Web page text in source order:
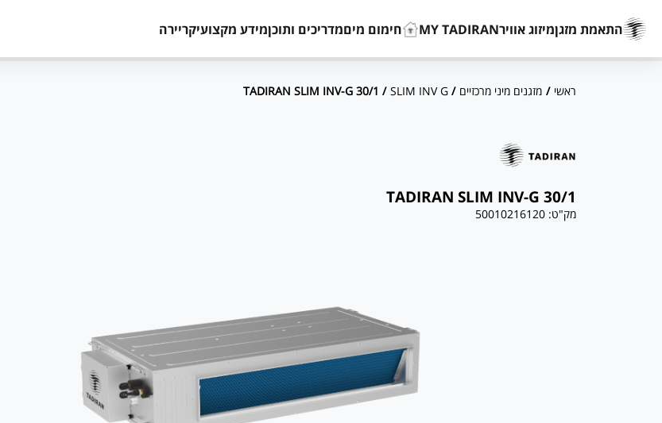
התאמת מזגןמיזוג אווירMY TADIRAN חימום מיםמדריכים ותוכןמידע מקצועיקריירה
ראשי / מזגנים מיני מרכזיים /
SLIM INV G
/ TADIRAN SLIM INV-G 30/1
TADIRAN SLIM INV-G 30/1
מק"ט:50010216120